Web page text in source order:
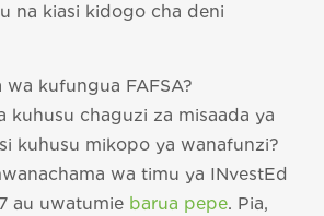
na kiasi kidogo cha deni
wa kufungua FAFSA?
kuhusu chaguzi za misaada ya
kuhusu mikopo ya wanafunzi?
wa timu ya INvestEd
au uwatumie barua pepe. Pia,